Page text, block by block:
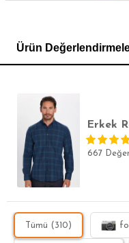
POLO YAKA T-
Ürün
667
Tümü (310)